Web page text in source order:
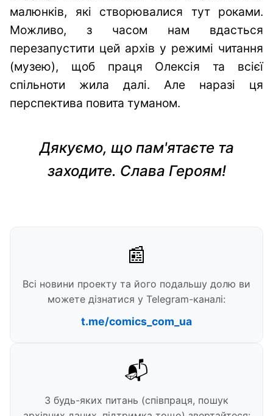
малюнків, які створювалися тут роками.
Можливо, з часом нам вдасться
перезапустити цей архів у режимі читання
(музею), щоб праця Олексія та всієї
спільноти жила далі. Але наразі ця
перспектива повита туманом.
Дякуємо, що пам'ятаєте та
заходите. Слава Героям!
📰
Всі новини проекту та його подальшу долю ви
можете дізнатися у Telegram-каналі:
t.me/comics_com_ua
📬
З будь-яких питань (співпраця, пошук